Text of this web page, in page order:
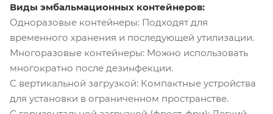
Виды эмбальмационных контейнеров:
Одноразовые контейнеры: Подходят для
временного хранения и последующей утилизации.
Многоразовые контейнеры: Можно использовать
многократно после дезинфекции.
С вертикальной загрузкой: Компактные устройства
для установки в ограниченном пространстве.